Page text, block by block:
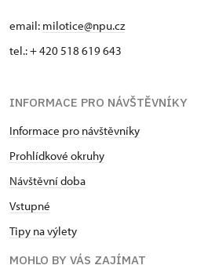
email: milotice@npu.cz
tel.: + 420 518 619 643
INFORMACE PRO NÁVŠTĚVNÍKY
Informace pro návštěvníky
Prohlídkové okruhy
Návštěvní doba
Vstupné
Tipy na výlety
MOHLO BY VÁS ZAJÍMAT